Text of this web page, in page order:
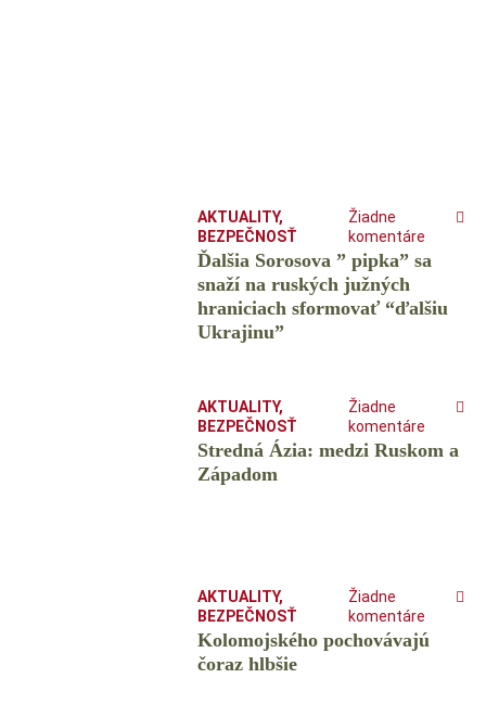
AKTUALITY,
BEZPEČNOSŤ
Žiadne
komentáre
Ďalšia Sorosova ” pipka” sa
snaží na ruských južných
hraniciach sformovať “ďalšiu
Ukrajinu”
AKTUALITY,
BEZPEČNOSŤ
Žiadne
komentáre
Stredná Ázia: medzi Ruskom a
Západom
AKTUALITY,
BEZPEČNOSŤ
Žiadne
komentáre
Kolomojského pochovávajú
čoraz hlbšie